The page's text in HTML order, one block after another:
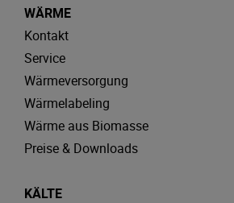
WÄRME
Kontakt
Service
Wärmeversorgung
Wärmelabeling
Wärme aus Biomasse
Preise & Downloads
KÄLTE